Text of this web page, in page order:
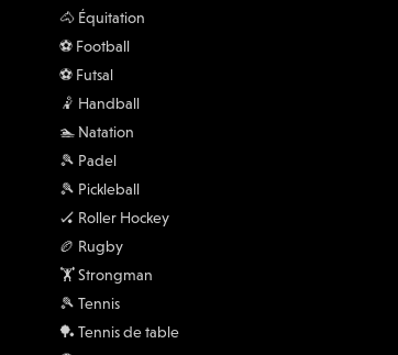
🎮 E-sport
🐴 Équitation
⚽️ Football
⚽️ Futsal
🤾 Handball
🏊 Natation
🎾 Padel
🎾 Pickleball
🏑 Roller Hockey
🏉 Rugby
🏋 Strongman
🎾 Tennis